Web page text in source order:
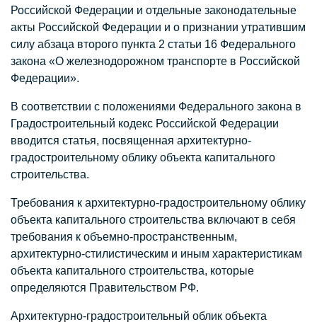
Российской Федерации и отдельные законодательные
акты Российской Федерации и о признании утратившим
силу абзаца второго пункта 2 статьи 16 Федерального
закона «О железнодорожном транспорте в Российской
Федерации».
В соответствии с положениями Федерального закона в
Градостроительный кодекс Российской Федерации
вводится статья, посвященная архитектурно-
градостроительному облику объекта капитального
строительства.
Требования к архитектурно-градостроительному облику
объекта капитального строительства включают в себя
требования к объемно-пространственным,
архитектурно-стилистическим и иным характеристикам
объекта капитального строительства, которые
определяются Правительством РФ.
Архитектурно-градостроительный облик объекта